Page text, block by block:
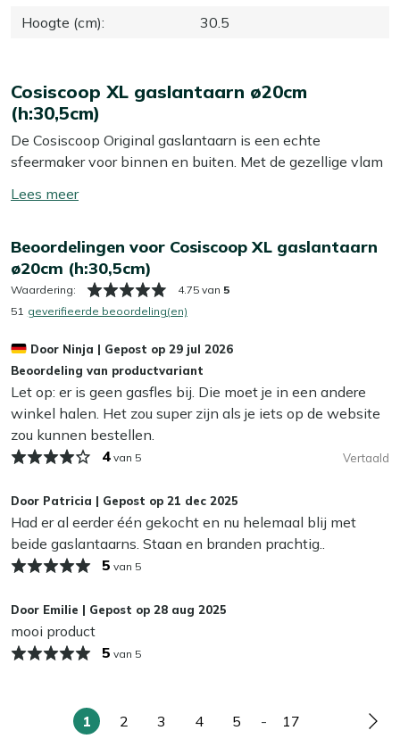
Hoogte (cm): 30.5
Cosiscoop XL gaslantaarn ø20cm
(h:30,5cm)
De Cosiscoop Original gaslantaarn is een echte
sfeermaker voor binnen en buiten. Met de gezellige vlam
voor een avondje met vrienden of familie. Zet hem op
– hij trekt zeker de aandacht. Je kunt kiezen uit zwart
glas, dus er is altijd wel een versie die bij jouw stijl past.
Eigenschappen
Deze gaslantaarn werkt op een universele 190 gram
gascartouche, die eenvoudig verkrijgbaar is bij de
bouwmarkt. De bediening is simpel: draai het gasblikje
onderaan vast, steek de vlam aan en regel de grootte van
de vlam met de draaiknop. Gemiddeld brandt de
Cosiscoop 5 tot 6 uur op één gascartouche. Dankzij het
af als dat nodig is, wat extra veiligheid biedt. De
meegeleverde grijze kiezelstenen zorgen voor een mooie
afwerking.
Of je de Cosiscoop cadeau geeft of zelf gebruikt, deze
beschermen? Berg de lantaarn op als je hem niet gebruikt
en laat hem niet onnodig buiten op tafel staan, zo
voorkom je kringen.
Bekijk meer Gaslantaarns
Bekijk meer Tafelhaarden
Toon/verberg
Beoordelingen voor Cosiscoop XL gaslantaarn
ø20cm (h:30,5cm)
Waardering: 4.75 van 5
51 geverifieerde beoordeling(en)
Door Ninja | Gepost op 29 jul 2026
Beoordeling van productvariant
Let op: er is geen gasfles bij. Die moet je in een andere
winkel halen. Het zou super zijn als je iets op de website
zou kunnen bestellen.
4 van 5 Vertaald
Door Patricia | Gepost op 21 dec 2025
Had er al eerder één gekocht en nu helemaal blij met
beide gaslantaarns. Staan en branden prachtig..
5 van 5
Door Emilie | Gepost op 28 aug 2025
mooi product
5 van 5
U
1
Pagina
2
Pagina
3
Pagina
4
Pagina
5 -
Pagina
17